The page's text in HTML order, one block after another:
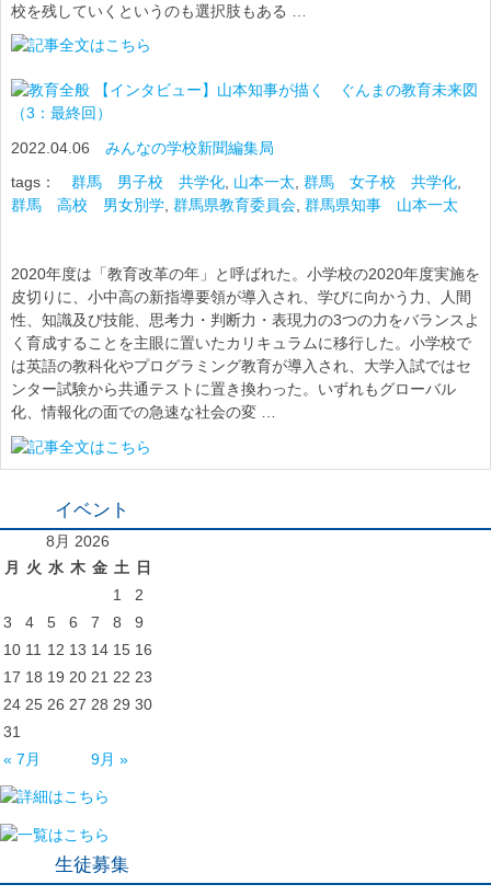
校を残していくというのも選択肢もある …
【インタビュー】山本知事が描く ぐんまの教育未来図
（3：最終回）
2022.04.06 みんなの学校新聞編集局
tags：
群馬 男子校 共学化 山本一太 群馬 女子校 共学化
群馬 高校 男女別学 群馬県教育委員会 群馬県知事 山本一太
2020年度は「教育改革の年」と呼ばれた。小学校の2020年度実施を
皮切りに、小中高の新指導要領が導入され、学びに向かう力、人間
性、知識及び技能、思考力・判断力・表現力の3つの力をバランスよ
く育成することを主眼に置いたカリキュラムに移行した。小学校で
は英語の教科化やプログラミング教育が導入され、大学入試ではセ
ンター試験から共通テストに置き換わった。いずれもグローバル
化、情報化の面での急速な社会の変 …
イベント
8月 2026
月 火 水 木 金 土 日
1
2
3
4 5 6 7 8
9
10 11 12 13 14 15 16
17 18 19 20 21 22 23
24 25 26 27 28 29 30
31
« 7月
9月 »
生徒募集